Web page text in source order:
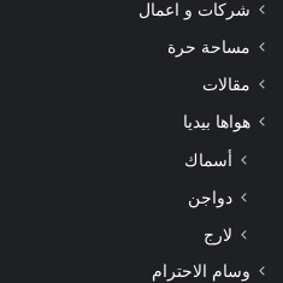
شركات و اعمال
مساحة حرة
مقالات
هواها بيديا
أسماك
دواجن
لارج
وسام الاحترام